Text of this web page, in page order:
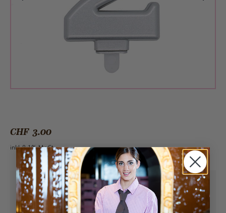
CHF 3.00
inkl. 8.1% MwSt.
Abholung abFreitag, 07.08.2026
Kann frühstens abFreitag, 07.08.2026